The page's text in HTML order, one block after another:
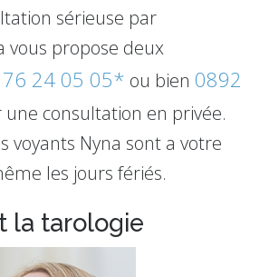
sérieuse par
vous propose deux
24 05 05* ou bien 0892
consultation en privée.
voyants Nyna sont a votre
les jours fériés.
la tarologie